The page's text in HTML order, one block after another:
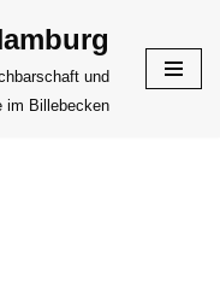
und
im Billebecken